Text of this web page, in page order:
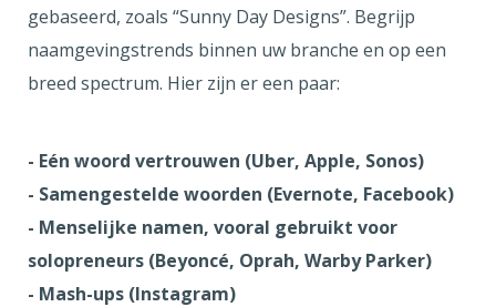
gebaseerd, zoals “Sunny Day Designs”. Begrijp
naamgevingstrends binnen uw branche en op een
breed spectrum. Hier zijn er een paar:
- Eén woord vertrouwen (Uber, Apple, Sonos)
- Samengestelde woorden (Evernote, Facebook)
- Menselijke namen, vooral gebruikt voor
solopreneurs (Beyoncé, Oprah, Warby Parker)
- Mash-ups (Instagram)